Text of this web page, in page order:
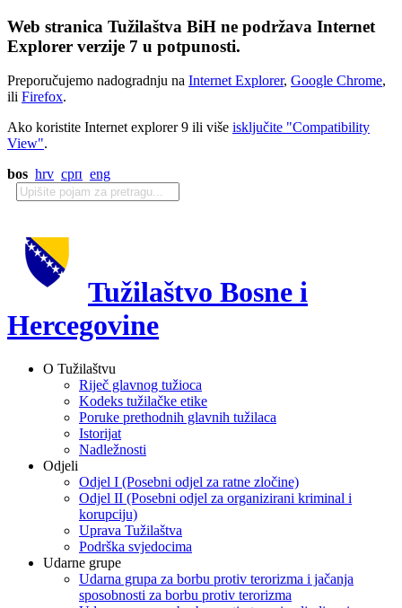
Web stranica Tužilaštva BiH ne podržava Internet
Explorer verzije 7 u potpunosti.
Preporučujemo nadogradnju na Internet Explorer, Google Chrome,
ili Firefox.
Ako koristite Internet explorer 9 ili više isključite "Compatibility
View".
bos hrv срп eng
Tužilaštvo Bosne i
Hercegovine
O Tužilaštvu
Riječ glavnog tužioca
Kodeks tužilačke etike
Poruke prethodnih glavnih tužilaca
Istorijat
Nadležnosti
Odjeli
Odjel I (Posebni odjel za ratne zločine)
Odjel II (Posebni odjel za organizirani kriminal i
korupciju)
Uprava Tužilaštva
Podrška svjedocima
Udarne grupe
Udarna grupa za borbu protiv terorizma i jačanja
sposobnosti za borbu protiv terorizma